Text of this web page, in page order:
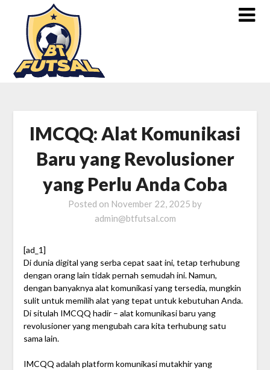
IMCQQ: Alat Komunikasi
Baru yang Revolusioner
yang Perlu Anda Coba
Posted on November 22, 2025 by
admin@btfutsal.com
[ad_1]
Di dunia digital yang serba cepat saat ini, tetap terhubung
dengan orang lain tidak pernah semudah ini. Namun,
dengan banyaknya alat komunikasi yang tersedia, mungkin
sulit untuk memilih alat yang tepat untuk kebutuhan Anda.
Di situlah IMCQQ hadir – alat komunikasi baru yang
revolusioner yang mengubah cara kita terhubung satu
sama lain.
IMCQQ adalah platform komunikasi mutakhir yang